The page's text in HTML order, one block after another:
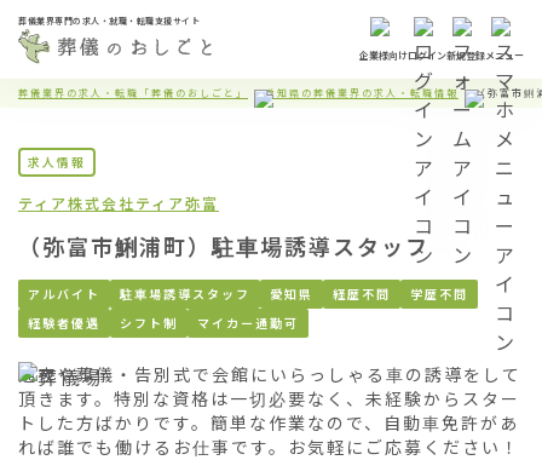
葬儀業界専門の求人・就職・転職支援サイト
企業様向けログイン新規登録メニュー
葬儀業界の求人・転職「葬儀のおしごと」 愛知県の葬儀業界の求人・転職情報 （弥富市鯏
求人情報
ティア株式会社ティア弥富
（弥富市鯏浦町）駐車場誘導スタッフ
アルバイト 駐車場誘導スタッフ 愛知県 経歴不問
学歴不問
経験者優遇
シフト制 マイカー通勤可
通夜や葬儀・告別式で会館にいらっしゃる車の誘導をして
頂きます。特別な資格は一切必要なく、未経験からスター
トした方ばかりです。簡単な作業なので、自動車免許があ
れば誰でも働けるお仕事です。お気軽にご応募ください！